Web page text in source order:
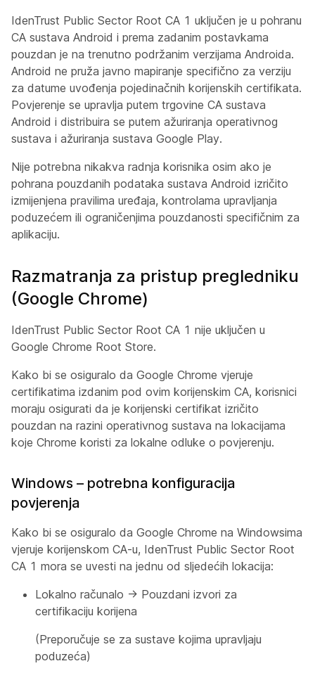
IdenTrust Public Sector Root CA 1 uključen je u pohranu
CA sustava Android i prema zadanim postavkama
pouzdan je na trenutno podržanim verzijama Androida.
Android ne pruža javno mapiranje specifično za verziju
za datume uvođenja pojedinačnih korijenskih certifikata.
Povjerenje se upravlja putem trgovine CA sustava
Android i distribuira se putem ažuriranja operativnog
sustava i ažuriranja sustava Google Play.
Nije potrebna nikakva radnja korisnika osim ako je
pohrana pouzdanih podataka sustava Android izričito
izmijenjena pravilima uređaja, kontrolama upravljanja
poduzećem ili ograničenjima pouzdanosti specifičnim za
aplikaciju.
Razmatranja za pristup pregledniku
(Google Chrome)
IdenTrust Public Sector Root CA 1 nije uključen u
Google Chrome Root Store.
Kako bi se osiguralo da Google Chrome vjeruje
certifikatima izdanim pod ovim korijenskim CA, korisnici
moraju osigurati da je korijenski certifikat izričito
pouzdan na razini operativnog sustava na lokacijama
koje Chrome koristi za lokalne odluke o povjerenju.
Windows – potrebna konfiguracija
povjerenja
Kako bi se osiguralo da Google Chrome na Windowsima
vjeruje korijenskom CA-u, IdenTrust Public Sector Root
CA 1 mora se uvesti na jednu od sljedećih lokacija:
Lokalno računalo → Pouzdani izvori za
certifikaciju korijena
(Preporučuje se za sustave kojima upravljaju
poduzeća)